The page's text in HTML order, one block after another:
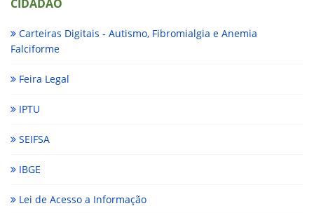
CIDADÃO
Carteiras Digitais - Autismo, Fibromialgia e Anemia
Falciforme
Feira Legal
IPTU
SEIFSA
IBGE
Lei de Acesso a Informação